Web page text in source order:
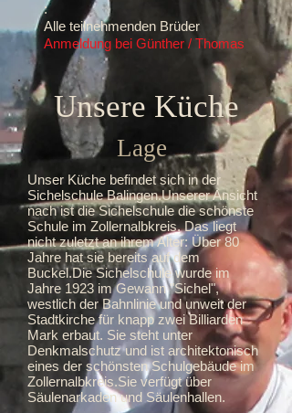
:
Alle teilnehmenden Brüder
Anmeldung bei Günther / Thomas
Unsere Küche
Lage
Unser Küche befindet sich in der
Sichelschule Balingen.Unserer Ansicht
nach ist die Sichelschule die schönste
Schule im Zollernalbkreis. Das liegt
nicht zuletzt an ihrem Alter: Über 80
Jahre hat sie bereits auf dem
Buckel.Die Sichelschule wurde im
Jahre 1923 im Gewann "Sichel",
westlich der Bahnlinie und unweit der
Stadtkirche für knapp zwei Billiarden
Mark erbaut. Sie steht unter
Denkmalschutz und ist architektonisch
eines der schönsten Schulgebäude im
Zollernalbkreis.Sie verfügt über
Säulenarkaden und Säulenhallen.